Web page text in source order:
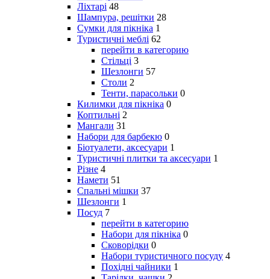
Ліхтарі 48
Шампура, решітки 28
Сумки для пікніка 1
Туристичні меблі 62
перейти в категорию
Стільці 3
Шезлонги 57
Столи 2
Тенти, парасольки 0
Килимки для пікніка 0
Коптильні 2
Мангали 31
Набори для барбекю 0
Біотуалети, аксесуари 1
Туристичні плитки та аксесуари 1
Різне 4
Намети 51
Спальні мішки 37
Шезлонги 1
Посуд 7
перейти в категорию
Набори для пікніка 0
Сковорідки 0
Набори туристичного посуду 4
Похідні чайники 1